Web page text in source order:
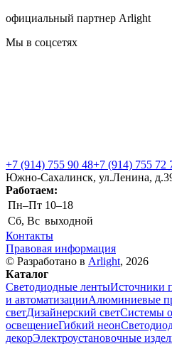
официальный партнер Arlight
Мы в соцсетях
+7 (914) 755 90 48+7 (914) 755 72
Южно-Сахалинск, ул.Ленина,
Работаем:
Пн–Пт 10–18
Сб, Вс выходной
Контакты
Правовая информация
© Разработано в Arlight, 2026
Каталог
Светодиодные лентыИсточники
и автоматизацииАлюминиевые
светДизайнерский светСистемы
освещениеГибкий неон
декорЭлектроустановочные